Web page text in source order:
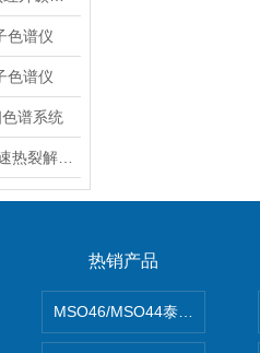
色谱仪
色谱仪
谱系统
热销产品
MSO46/MSO44泰克